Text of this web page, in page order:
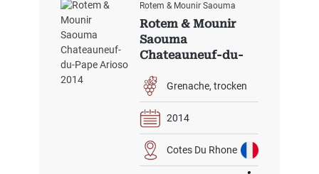
Rotem & Mounir Saouma
Rotem & Mounir
Saouma
Chateauneuf-du-
Grenache trocken
2014
Cotes Du Rhone